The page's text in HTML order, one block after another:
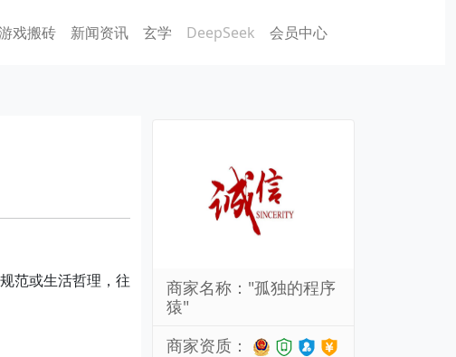
戏搬砖 新闻资讯 玄学 DeepSeek 会员中心
范或生活哲理，往
商家名称："孤独的程序
猿"
商家资质：